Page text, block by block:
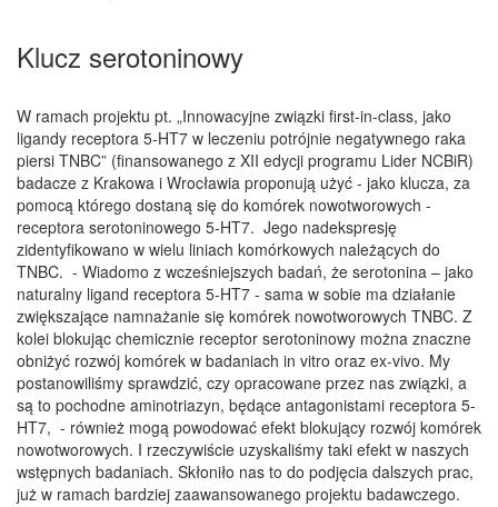
Klucz serotoninowy
W ramach projektu pt. „Innowacyjne związki first-in-class, jako
ligandy receptora 5-HT7 w leczeniu potrójnie negatywnego raka
piersi TNBC” (finansowanego z XII edycji programu Lider NCBiR)
badacze z Krakowa i Wrocławia proponują użyć - jako klucza, za
pomocą którego dostaną się do komórek nowotworowych -
receptora serotoninowego 5-HT7. Jego nadekspresję
zidentyfikowano w wielu liniach komórkowych należących do
TNBC. - Wiadomo z wcześniejszych badań, że serotonina – jako
naturalny ligand receptora 5-HT7 - sama w sobie ma działanie
zwiększające namnażanie się komórek nowotworowych TNBC. Z
kolei blokując chemicznie receptor serotoninowy można znaczne
obniżyć rozwój komórek w badaniach in vitro oraz ex-vivo. My
postanowiliśmy sprawdzić, czy opracowane przez nas związki, a
są to pochodne aminotriazyn, będące antagonistami receptora 5-
HT7, - również mogą powodować efekt blokujący rozwój komórek
nowotworowych. I rzeczywiście uzyskaliśmy taki efekt w naszych
wstępnych badaniach. Skłoniło nas to do podjęcia dalszych prac,
już w ramach bardziej zaawansowanego projektu badawczego.